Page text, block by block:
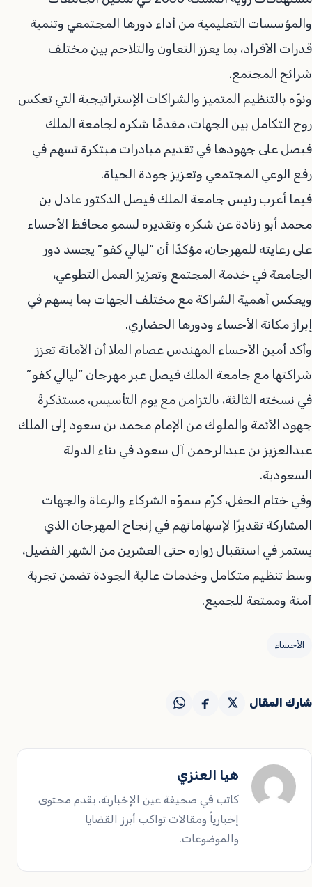
والمؤسسات التعليمية من أداء دورها المجتمعي وتنمية
قدرات الأفراد، بما يعزز التعاون والتلاحم بين مختلف
شرائح المجتمع.
ونوّه بالتنظيم المتميز والشراكات الإستراتيجية التي تعكس
روح التكامل بين الجهات، مقدمًا شكره لجامعة الملك
فيصل على جهودها في تقديم مبادرات مبتكرة تسهم في
رفع الوعي المجتمعي وتعزيز جودة الحياة.
فيما أعرب رئيس جامعة الملك فيصل الدكتور عادل بن
محمد أبو زنادة عن شكره وتقديره لسمو محافظ الأحساء
على رعايته للمهرجان، مؤكدًا أن “ليالي كفو” يجسد دور
الجامعة في خدمة المجتمع وتعزيز العمل التطوعي،
ويعكس أهمية الشراكة مع مختلف الجهات بما يسهم في
إبراز مكانة الأحساء ودورها الحضاري.
وأكد أمين الأحساء المهندس عصام الملا أن الأمانة تعزز
شراكتها مع جامعة الملك فيصل عبر مهرجان “ليالي كفو”
في نسخته الثالثة، بالتزامن مع يوم التأسيس، مستذكرةً
جهود الأئمة والملوك من الإمام محمد بن سعود إلى الملك
عبدالعزيز بن عبدالرحمن آل سعود في بناء الدولة
السعودية.
وفي ختام الحفل، كرّم سموّه الشركاء والرعاة والجهات
المشاركة تقديرًا لإسهاماتهم في إنجاح المهرجان الذي
يستمر في استقبال زواره حتى العشرين من الشهر الفضيل،
وسط تنظيم متكامل وخدمات عالية الجودة تضمن تجربة
آمنة وممتعة للجميع.
الأحساء
شارك المقال
هيا العنزي
كاتب في صحيفة عين الإخبارية، يقدم محتوى
إخبارياً ومقالات تواكب أبرز القضايا
والموضوعات.